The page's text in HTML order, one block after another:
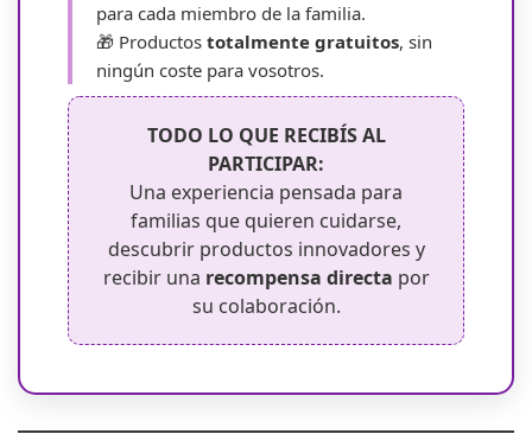
para cada miembro de la familia.
🎁 Productos totalmente gratuitos, sin
ningún coste para vosotros.
TODO LO QUE RECIBÍS AL
PARTICIPAR:
Una experiencia pensada para
familias que quieren cuidarse,
descubrir productos innovadores y
recibir una recompensa directa por
su colaboración.